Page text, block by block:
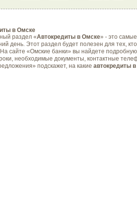
в Омске
раздел «Автокредиты в Омске» - это
день. Этот раздел будет полезен для тех,
сайте «Омские банки» вы найдете
необходимые документы, контактные
подскажет, на какие автокредиты